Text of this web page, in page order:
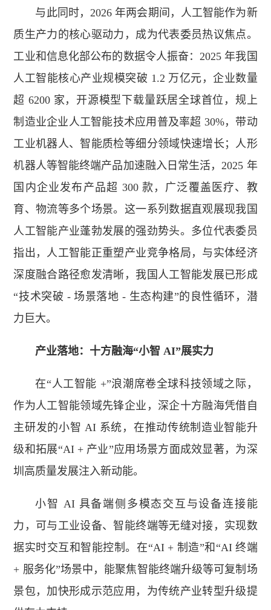
与此同时，2026 年两会期间，人工智能作为新
质生产力的核心驱动力，成为代表委员热议焦点。
工业和信息化部公布的数据令人振奋：2025 年我国
人工智能核心产业规模突破 1.2 万亿元，企业数量
超 6200 家，开源模型下载量跃居全球首位，规上
制造业企业人工智能技术应用普及率超 30%，带动
工业机器人、智能质检等细分领域快速增长；人形
机器人等智能终端产品加速融入日常生活，2025 年
国内企业发布产品超 300 款，广泛覆盖医疗、教
育、物流等多个场景。这一系列数据直观展现我国
人工智能产业蓬勃发展的强劲势头。多位代表委员
指出，人工智能正重塑产业竞争格局，与实体经济
深度融合路径愈发清晰，我国人工智能发展已形成
“技术突破 - 场景落地 - 生态构建”的良性循环，潜
力巨大。
产业落地：十方融海“小智 AI”展实力
在“人工智能 +”浪潮席卷全球科技领域之际，
作为人工智能领域先锋企业，深企十方融海凭借自
主研发的小智 AI 系统，在推动传统制造业智能升
级和拓展“AI + 产业”应用场景方面成效显著，为深
圳高质量发展注入新动能。
小智 AI 具备端侧多模态交互与设备连接能
力，可与工业设备、智能终端等无缝对接，实现数
据实时交互和智能控制。在“AI + 制造”和“AI 终端
+ 服务化”场景中，能聚焦智能终端升级等可复制场
景包，加快形成示范应用，为传统产业转型升级提